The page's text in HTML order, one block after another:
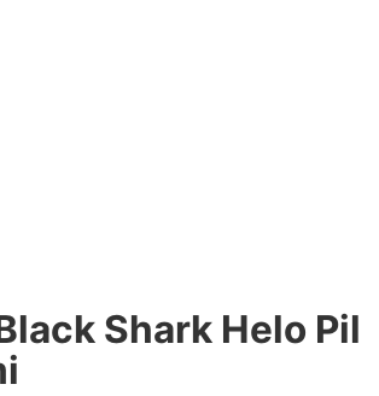
Shark Helo Pil